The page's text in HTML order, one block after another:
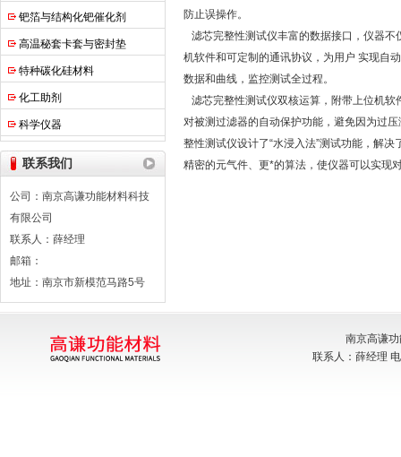
钯箔与结构化钯催化剂
高温秘套卡套与密封垫
特种碳化硅材料
化工助剂
科学仪器
联系我们
公司：南京高谦功能材料科技
有限公司
联系人：薛经理
邮箱：
地址：南京市新模范马路5号
防止误操作。
滤芯完整性测试仪丰富的数据接口，仪器
机软件和可定制的通讯协议，为用户 实现自
数据和曲线，监控测试全过程。
滤芯完整性测试仪双核运算，附带上位机
对被测过滤器的自动保护功能，避免因为过
整性测试仪设计了“水浸入法”测试功能，解
精密的元气件、更*的算法，使仪器可以实现
南京高谦
联系人：薛经理